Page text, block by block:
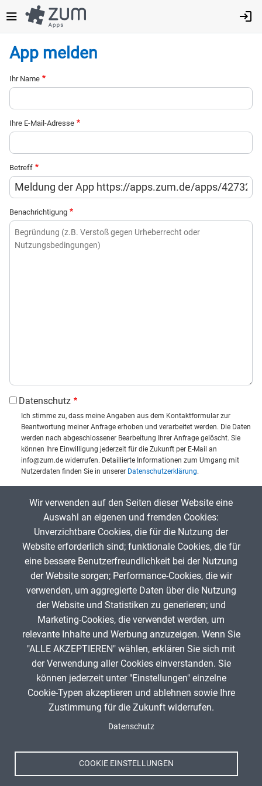
zum
Inhalt
App melden
Ihr Name
Ihre E-Mail-Adresse
Betreff
Benachrichtigung
Datenschutz
Ich stimme zu, dass meine Angaben aus dem Kontaktformular zur
Beantwortung meiner Anfrage erhoben und verarbeitet werden. Die Daten
werden nach abgeschlossener Bearbeitung Ihrer Anfrage gelöscht. Sie
können Ihre Einwilligung jederzeit für die Zukunft per E-Mail an
info@zum.de widerrufen. Detaillierte Informationen zum Umgang mit
Nutzerdaten finden Sie in unserer Datenschutzerklärung.
Captcha eingeben:
Gib die Zeichen aus dem Bild oben ein,
beachte Groß- und Kleinschreibung.
Um Spam zu verhindern, gib bitte die Zeichenfolge aus dem Bild
oben ein.
ANZEIGE
Spenden
Impressum
Wir verwenden auf den Seiten dieser Website eine
Auswahl an eigenen und fremden Cookies:
Unverzichtbare Cookies, die für die Nutzung der
Website erforderlich sind; funktionale Cookies, die für
eine bessere Benutzerfreundlichkeit bei der Nutzung
der Website sorgen; Performance-Cookies, die wir
verwenden, um aggregierte Daten über die Nutzung
der Website und Statistiken zu generieren; und
Marketing-Cookies, die verwendet werden, um
relevante Inhalte und Werbung anzuzeigen. Wenn Sie
"ALLE AKZEPTIEREN" wählen, erklären Sie sich mit
der Verwendung aller Cookies einverstanden. Sie
können jederzeit unter "Einstellungen" einzelne
Cookie-Typen akzeptieren und ablehnen sowie Ihre
Zustimmung für die Zukunft widerrufen.
Datenschutz
COOKIE EINSTELLUNGEN